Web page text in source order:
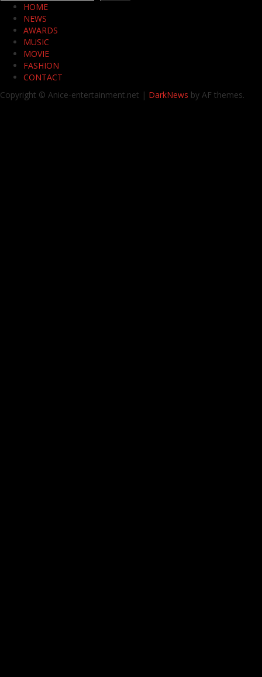
HOME
NEWS
AWARDS
MUSIC
MOVIE
FASHION
CONTACT
Copyright © Anice-entertainment.net | DarkNews by AF themes.